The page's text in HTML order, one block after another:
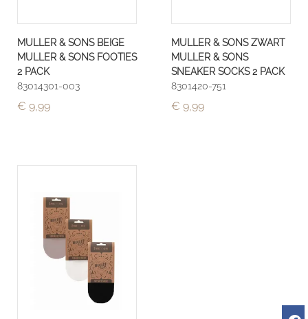
MULLER & SONS BEIGE
MULLER & SONS FOOTIES
2 PACK
83014301-003
€ 9,99
MULLER & SONS ZWART
MULLER & SONS
SNEAKER SOCKS 2 PACK
8301420-751
€ 9,99